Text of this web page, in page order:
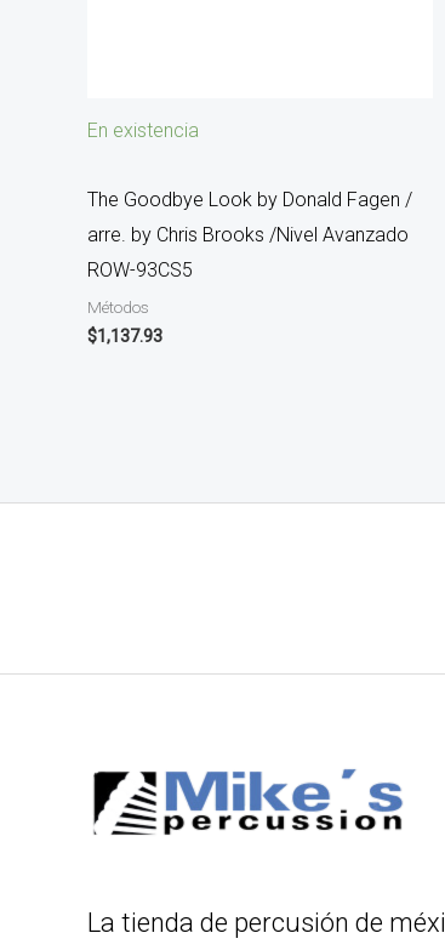
En existencia
The Goodbye Look by Donald Fagen /
arre. by Chris Brooks /Nivel Avanzado
ROW-93CS5
Métodos
$1,137.93
La tienda de percusión de